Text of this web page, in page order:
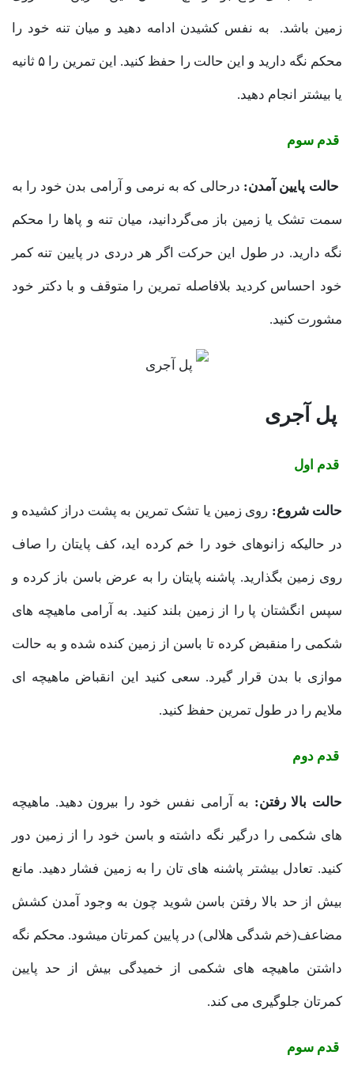
زمین باشد. به نفس کشیدن ادامه دهید و میان تنه خود را
محکم نگه دارید و این حالت را حفظ کنید. این تمرین را ۵ ثانیه
یا بیشتر انجام دهید.
قدم سوم
حالت پایین آمدن: درحالی که به نرمی و آرامی بدن خود را به
سمت تشک یا زمین باز می‌گردانید، میان تنه و پاها را محکم
نگه دارید. در طول این حرکت اگر هر دردی در پایین تنه کمر
خود احساس کردید بلافاصله تمرین را متوقف و با دکتر خود
مشورت کنید.
پل آجری
قدم اول
حالت شروع: روی زمین یا تشک تمرین به پشت دراز کشیده و
در حالیکه زانوهای خود را خم کرده اید، کف پایتان را صاف
روی زمین بگذارید. پاشنه پایتان را به عرض باسن باز کرده و
سپس انگشتان پا را از زمین بلند کنید. به آرامی ماهیچه های
شکمی را منقبض کرده تا باسن از زمین کنده شده و به حالت
موازی با بدن قرار گیرد. سعی کنید این انقباض ماهیچه ای
ملایم را در طول تمرین حفظ کنید.
قدم دوم
حالت بالا رفتن: به آرامی نفس خود را بیرون دهید. ماهیچه
های شکمی را درگیر نگه داشته و باسن خود را از زمین دور
کنید. تعادل بیشتر پاشنه های تان را به زمین فشار دهید. مانع
بیش از حد بالا رفتن باسن شوید چون به وجود آمدن کشش
مضاعف(خم شدگی هلالی) در پایین کمرتان میشود. محکم نگه
داشتن ماهیچه های شکمی از خمیدگی بیش از حد پایین
کمرتان جلوگیری می کند.
قدم سوم